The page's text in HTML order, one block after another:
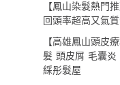
【鳳山染髮熱門
回頭率超高又氣
【高雄鳳山頭皮
髮 頭皮屑 毛囊炎
綵彤髮屋